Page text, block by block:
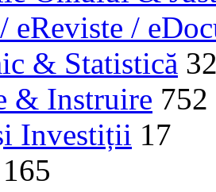
eReviste /
& Statistică
& Instruire 752
Investiții 17
165